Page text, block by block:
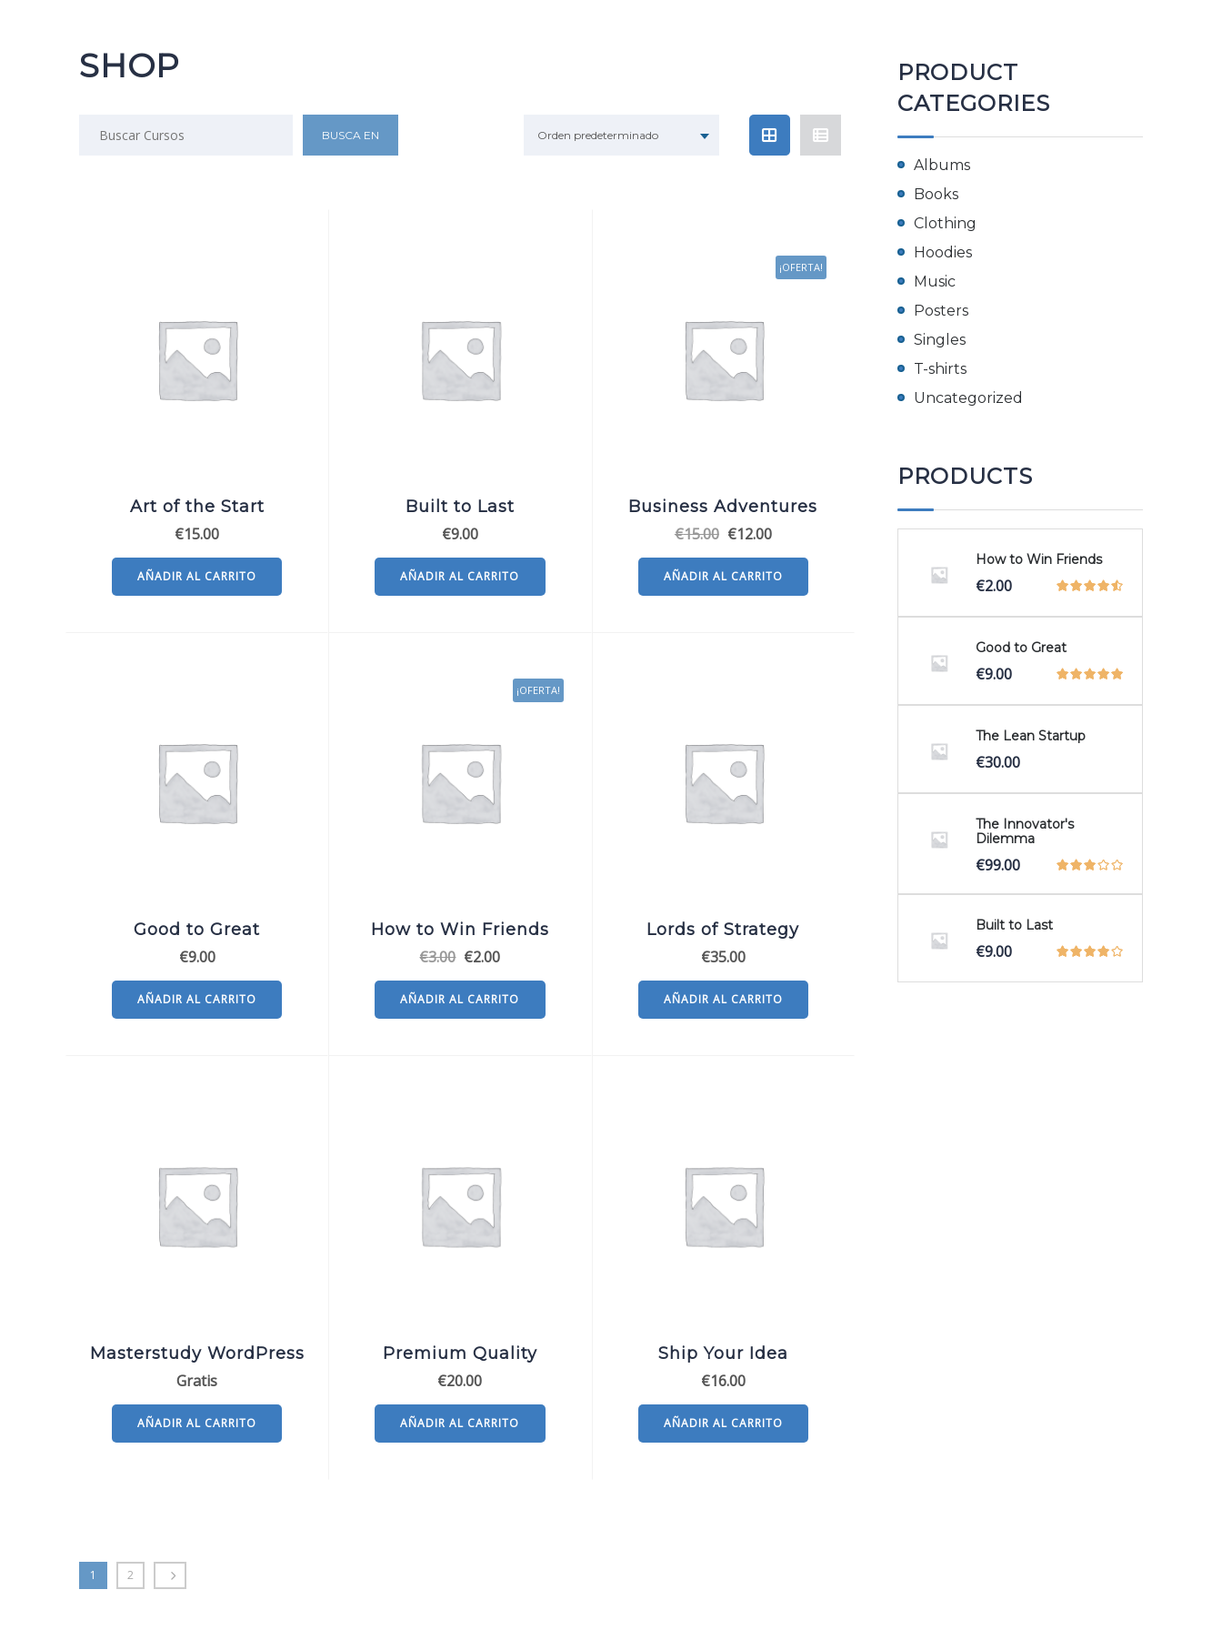
SHOP
Orden predeterminado
Art of the Start
€15.00
AÑADIR AL CARRITO
Built to Last
€9.00
AÑADIR AL CARRITO
¡OFERTA!
Business Adventures
€15.00 El
precio
original
era:
€12.00El
precio
actual
es:
AÑADIR AL CARRITO
Good to Great
€9.00
AÑADIR AL CARRITO
¡OFERTA!
How to Win Friends
€3.00 El
precio
original
era:
€2.00El
precio
actual
es:
AÑADIR AL CARRITO
Lords of Strategy
€35.00
AÑADIR AL CARRITO
Masterstudy WordPress
Gratis
AÑADIR AL CARRITO
Premium Quality
€20.00
AÑADIR AL CARRITO
Ship Your Idea
€16.00
AÑADIR AL CARRITO
1 2
PRODUCT
CATEGORIES
Albums
Books
Clothing
Hoodies
Music
Posters
Singles
T-shirts
Uncategorized
PRODUCTS
How to Win Friends
El
original
era:
€3.00.
€2.00El
actual
es:
Good to Great
€9.00
The Lean Startup
€30.00
The Innovator's
Dilemma
€99.00
Built to Last
€9.00